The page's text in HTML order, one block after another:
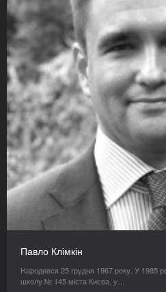
Павло Клімкін
Народився 25 грудня 1967 року. У 1985
школу № 145 міста Києва, у…